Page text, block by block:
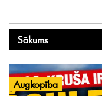
Sākums
Augkopība